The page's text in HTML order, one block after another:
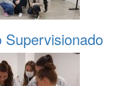
Supervisionado